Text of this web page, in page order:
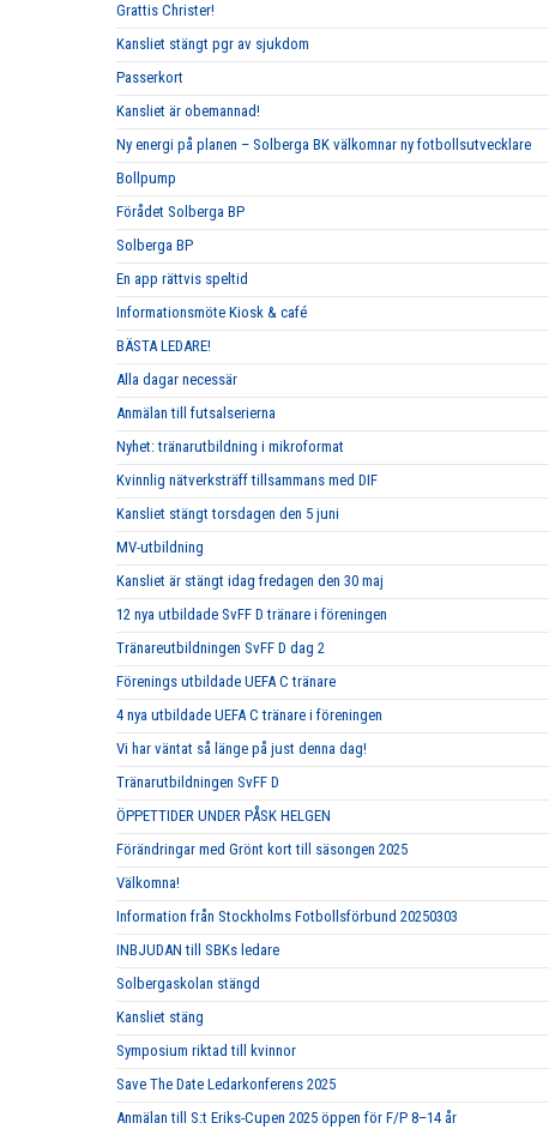
Grattis Christer!
Kansliet stängt pgr av sjukdom
Passerkort
Kansliet är obemannad!
Ny energi på planen – Solberga BK välkomnar ny fotbollsutvecklare
Bollpump
Förådet Solberga BP
Solberga BP
En app rättvis speltid
Informationsmöte Kiosk & café
BÄSTA LEDARE!
Alla dagar necessär
Anmälan till futsalserierna
Nyhet: tränarutbildning i mikroformat
Kvinnlig nätverksträff tillsammans med DIF
Kansliet stängt torsdagen den 5 juni
MV-utbildning
Kansliet är stängt idag fredagen den 30 maj
12 nya utbildade SvFF D tränare i föreningen
Tränareutbildningen SvFF D dag 2
Förenings utbildade UEFA C tränare
4 nya utbildade UEFA C tränare i föreningen
Vi har väntat så länge på just denna dag!
Tränarutbildningen SvFF D
ÖPPETTIDER UNDER PÅSK HELGEN
Förändringar med Grönt kort till säsongen 2025
Välkomna!
Information från Stockholms Fotbollsförbund 20250303
INBJUDAN till SBKs ledare
Solbergaskolan stängd
Kansliet stäng
Symposium riktad till kvinnor
Save The Date Ledarkonferens 2025
Anmälan till S:t Eriks-Cupen 2025 öppen för F/P 8–14 år